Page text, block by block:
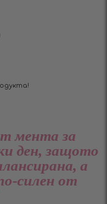
мента за
ден, защото
а
силен от